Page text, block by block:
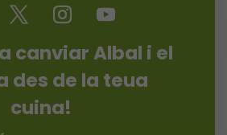
canviar Albal i el
des de la teua
cuina!